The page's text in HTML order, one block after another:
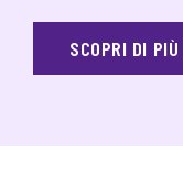
SCOPRI DI PIÙ